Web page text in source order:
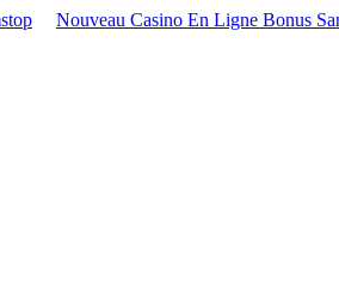
Nouveau Casino En Ligne Bonus